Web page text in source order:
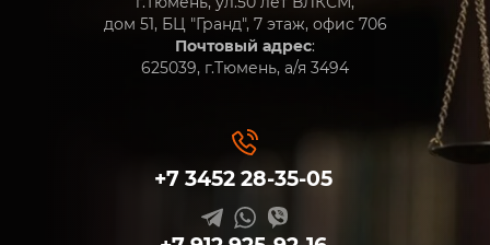
дом 51, БЦ "Гранд", 7 этаж, офис 706
Почтовый адрес:
625039, г.Тюмень, а/я 3494
+7 3452 28-35-05